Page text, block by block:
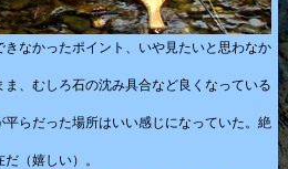
なかったポイント、いや見たいと思わなか
、むしろ石の沈み具合など良くなっている
らだった場所はいい感じになっていた。絶
（嬉しい）。